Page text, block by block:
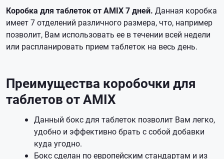
Коробка для таблеток от AMIX 7 дней. Данная коробка
имеет 7 отделений различного размера, что, например
позволит, Вам использовать ее в течении всей недели
или распланировать прием таблеток на весь день.
Преимущества коробочки для
таблетов от AMIX
Данный бокс для таблеток позволит Вам легко,
удобно и эффективно брать с собой добавки
куда угодно.
Бокс сделан по европейским стандартам и из